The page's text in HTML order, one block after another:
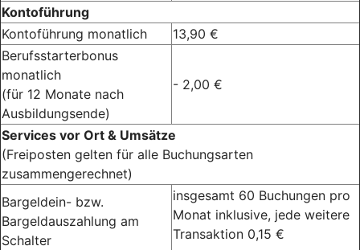
Kontoführung
Kontoführung monatlich
13,90 €
Berufsstarterbonus
monatlich
(für 12 Monate nach
Ausbildungsende)
- 2,00 €
Services vor Ort & Umsätze
(Freiposten gelten für alle Buchungsarten
zusammengerechnet)
Bargeldein- bzw.
Bargeldauszahlung am
Schalter
insgesamt 60 Buchungen pro
Monat inklusive, jede weitere
Transaktion 0,15 €